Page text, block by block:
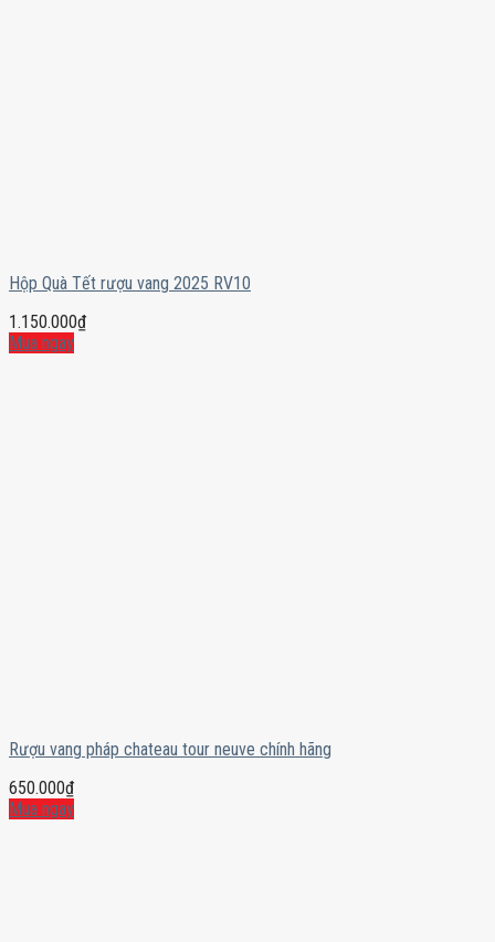
Hộp Quà Tết rượu vang 2025 RV10
1.150.000₫
Mua ngay
Rượu vang pháp chateau tour neuve chính hãng
650.000₫
Mua ngay